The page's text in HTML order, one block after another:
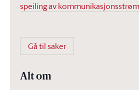
speiling av
Gå til saker
Alt om